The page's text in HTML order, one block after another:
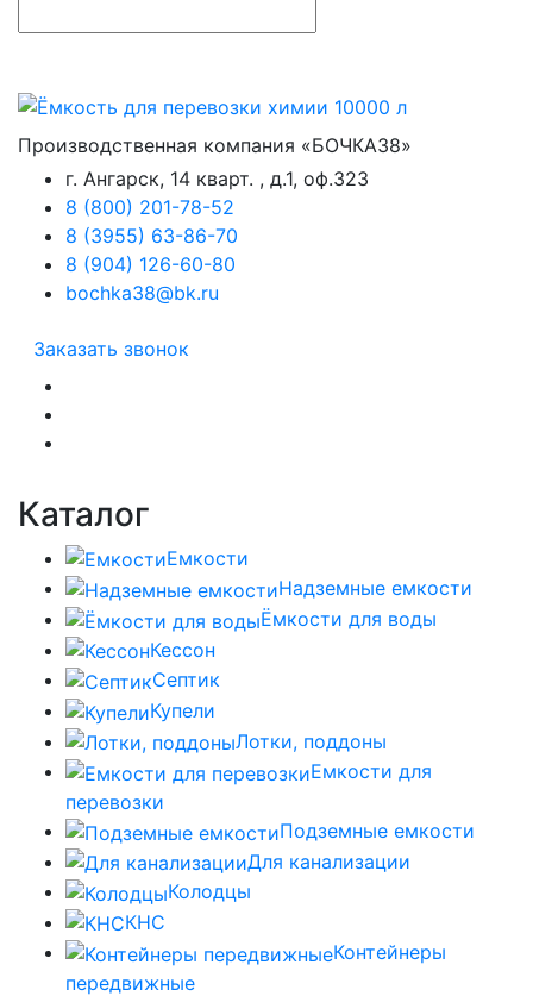
Производственная компания «БОЧКА38»
г. Ангарск, 14 кварт. , д.1, оф.323
8 (800) 201-78-52
8 (3955) 63-86-70
8 (904) 126-60-80
bochka38@bk.ru
Заказать звонок
Каталог
Емкости
Надземные емкости
Ёмкости для воды
Кессон
Септик
Купели
Лотки, поддоны
Емкости для
перевозки
Подземные емкости
Для канализации
Колодцы
КНС
Контейнеры
передвижные